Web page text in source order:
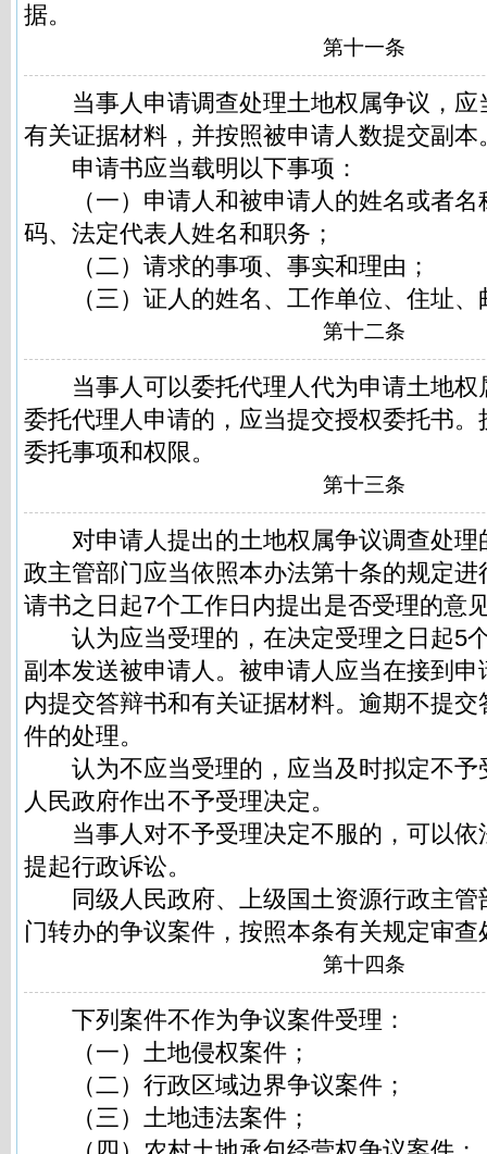
据。
第十一条
当事人申请调查处理土地权属争议，应
有关证据材料，并按照被申请人数提交副本
申请书应当载明以下事项：
（一）申请人和被申请人的姓名或者名
码、法定代表人姓名和职务；
（二）请求的事项、事实和理由；
（三）证人的姓名、工作单位、住址、
第十二条
当事人可以委托代理人代为申请土地权
委托代理人申请的，应当提交授权委托书
委托事项和权限。
第十三条
对申请人提出的土地权属争议调查处理
政主管部门应当依照本办法第十条的规定
请书之日起7个工作日内提出是否受理的意
认为应当受理的，在决定受理之日起5
副本发送被申请人。被申请人应当在接到
内提交答辩书和有关证据材料。逾期不提
件的处理。
认为不应当受理的，应当及时拟定不予
人民政府作出不予受理决定。
当事人对不予受理决定不服的，可以依
提起行政诉讼。
同级人民政府、上级国土资源行政主管
门转办的争议案件，按照本条有关规定审查
第十四条
下列案件不作为争议案件受理：
（一）土地侵权案件；
（二）行政区域边界争议案件；
（三）土地违法案件；